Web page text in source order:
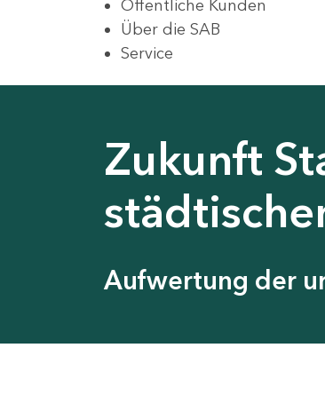
Öffentliche Kunden
Über die SAB
Service
Zukunft
Aufwertung der